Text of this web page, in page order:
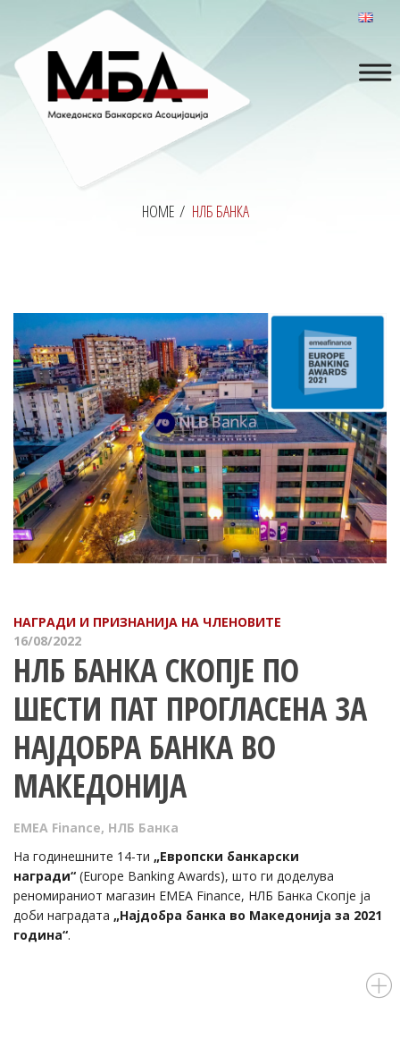
HOME / НЛБ БАНКА
НАГРАДИ И ПРИЗНАНИЈА НА ЧЛЕНОВИТЕ
16/08/2022
НЛБ БАНКА СКОПЈЕ ПО
ШЕСТИ ПАТ ПРОГЛАСЕНА ЗА
НАЈДОБРА БАНКА ВО
МАКЕДОНИЈА
EMEA Finance, НЛБ Банка
На годинешните 14-ти „Европски банкарски
награди“ (Europe Banking Awards), што ги доделува
реномираниот магазин EMEA Finance, НЛБ Банка Скопје ја
доби наградата „Најдобра банка во Македонија за 2021
година“.